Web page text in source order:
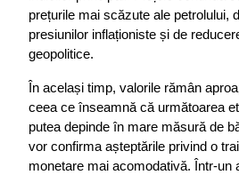
prețurile mai scăzute ale petrolului,
presiunilor inflaționiste și de
geopolitice.
În același timp, valorile rămân
ceea ce înseamnă că următoarea
putea depinde în mare măsură de
vor confirma așteptările privind o
monetare mai acomodativă. Într-un